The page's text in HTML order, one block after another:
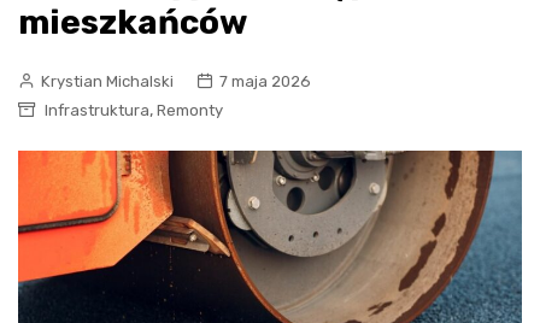
mieszkańców
Krystian Michalski
7 maja 2026
Infrastruktura, Remonty